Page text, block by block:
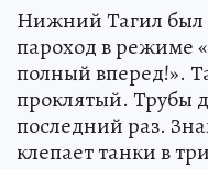
Нижний Тагил был
пароход в режиме
полный вперед!».
проклятый. Трубы
последний раз.
клепает танки в